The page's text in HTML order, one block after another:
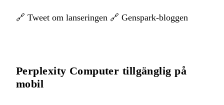
🔗 Tweet om lanseringen 🔗 Genspark‑bloggen
Perplexity Computer tillgänglig på
mobil